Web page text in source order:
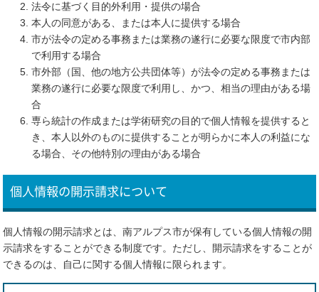
法令に基づく目的外利用・提供の場合
本人の同意がある、または本人に提供する場合
市が法令の定める事務または業務の遂行に必要な限度で市内部
で利用する場合
市外部（国、他の地方公共団体等）が法令の定める事務または
業務の遂行に必要な限度で利用し、かつ、相当の理由がある場
合
専ら統計の作成または学術研究の目的で個人情報を提供すると
き、本人以外のものに提供することが明らかに本人の利益にな
る場合、その他特別の理由がある場合
個人情報の開示請求について
個人情報の開示請求とは、南アルプス市が保有している個人情報の開
示請求をすることができる制度です。ただし、開示請求をすることが
できるのは、自己に関する個人情報に限られます。